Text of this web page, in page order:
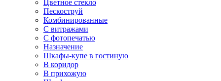
Цветное стекло
Пескоструй
Комбинированные
С витражами
С фотопечатью
Назначение
Шкафы-купе в гостиную
В коридор
В прихожую